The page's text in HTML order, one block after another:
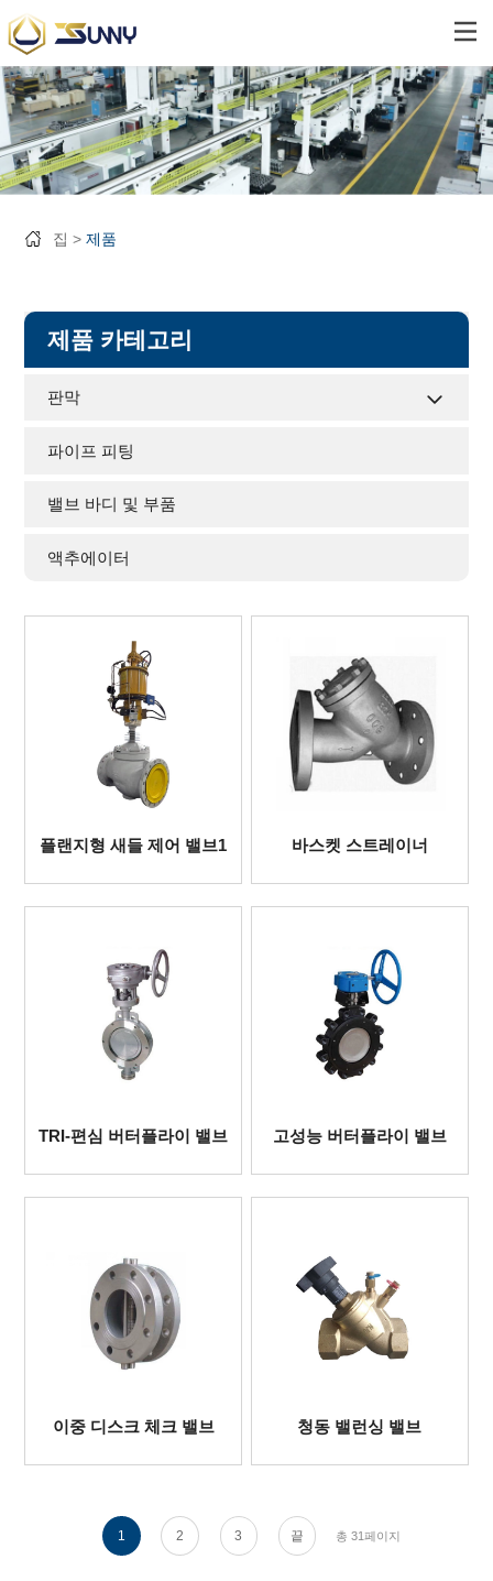
집 제품
제품 카테고리
판막
파이프 피팅
밸브 바디 및 부품
액추에이터
플랜지형 새들 제어 밸브1 바스켓 스트레이너
TRI-편심 버터플라이 밸브 고성능 버터플라이 밸브
이중 디스크 체크 밸브 청동 밸런싱 밸브
1 2 3 끝 총 31페이지